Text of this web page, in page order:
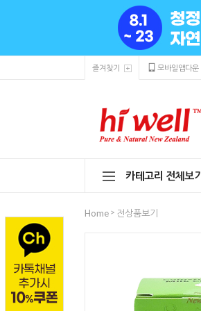
즐겨찾기 모바일앱다운
카테고리 전체보기
Home > 전상품보기